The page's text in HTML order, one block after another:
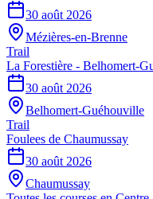
30 août 2026
Mézières-en-Brenne
Trail
La Forestière - Belhomert-
30 août 2026
Belhomert-Guéhouville
Trail
Foulees de Chaumussay
30 août 2026
Chaumussay